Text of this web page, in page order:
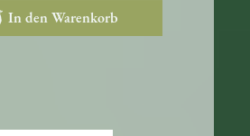
In den Warenkorb